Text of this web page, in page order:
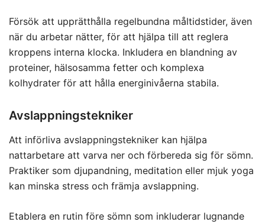
Försök att upprätthålla regelbundna måltidstider, även
när du arbetar nätter, för att hjälpa till att reglera
kroppens interna klocka. Inkludera en blandning av
proteiner, hälsosamma fetter och komplexa
kolhydrater för att hålla energinivåerna stabila.
Avslappningstekniker
Att införliva avslappningstekniker kan hjälpa
nattarbetare att varva ner och förbereda sig för sömn.
Praktiker som djupandning, meditation eller mjuk yoga
kan minska stress och främja avslappning.
Etablera en rutin före sömn som inkluderar lugnande